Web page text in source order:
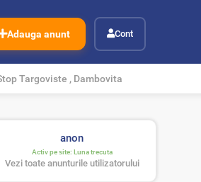
Adauga anunt Cont
Targoviste , Dambovita
anon
Activ pe site: Luna trecuta
Vezi toate anunturile utilizatorului